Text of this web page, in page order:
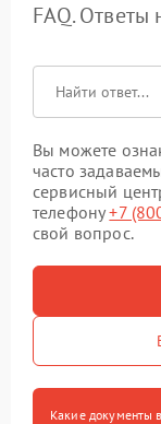
FAQ.
Вы можете
часто
сервисный
телефону+7
свой вопрос.
Какие документы